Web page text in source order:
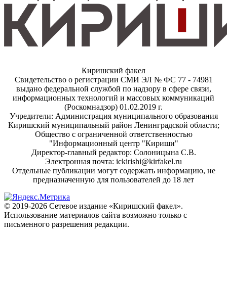
Киришский факел
Свидетельство о регистрации СМИ ЭЛ № ФС 77 - 74981
выдано федеральной службой по надзору в сфере связи,
информационных технологий и массовых коммуникаций
(Роскомнадзор) 01.02.2019 г.
Учредители: Администрация муниципального образования
Киришский муниципальный район Ленинградской области;
Общество с ограниченной ответственностью
"Информационный центр "Кириши"
Директор-главный редактор: Солоницына С.В.
Электронная почта: ickirishi@kirfakel.ru
Отдельные публикации могут содержать информацию, не
предназначенную для пользователей до 18 лет
© 2019-2026 Сетевое издание «Киришский факел».
Использование материалов сайта возможно только с
письменного разрешения редакции.